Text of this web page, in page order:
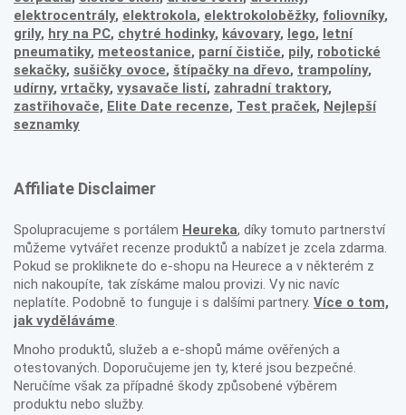
elektrocentrály, elektrokola, elektrokoloběžky, foliovníky,
grily, hry na PC, chytré hodinky, kávovary, lego, letní
pneumatiky, meteostanice, parní čističe, pily, robotické
sekačky, sušičky ovoce, štípačky na dřevo, trampolíny,
udírny, vrtačky, vysavače listí, zahradní traktory,
zastřihovače, Elite Date recenze, Test praček, Nejlepší
seznamky
Affiliate Disclaimer
Spolupracujeme s portálem Heureka, díky tomuto partnerství
můžeme vytvářet recenze produktů a nabízet je zcela zdarma.
Pokud se prokliknete do e-shopu na Heurece a v některém z
nich nakoupíte, tak získáme malou provizi. Vy nic navíc
neplatíte. Podobně to funguje i s dalšími partnery. Více o tom,
jak vyděláváme.
Mnoho produktů, služeb a e-shopů máme ověřených a
otestovaných. Doporučujeme jen ty, které jsou bezpečné.
Neručíme však za případné škody způsobené výběrem
produktu nebo služby.